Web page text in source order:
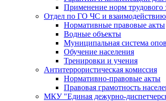
Применение норм трудового
Отдел по ГО ЧС и
Нормативные правовые акты
Водные объекты
Муниципальная система
Обучение населения
Тренировки и учения
Антитеррористическая комиссия
Нормативно-правовые акты
Правовая грамотность
МКУ "Единая дежурно-